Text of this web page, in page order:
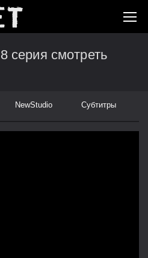
серия смотреть
NewStudio Субтитры